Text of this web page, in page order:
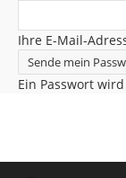
Ihre E-Mail-
Ein Passwort